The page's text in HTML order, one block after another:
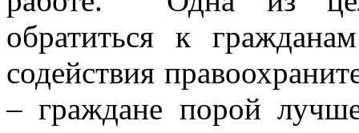
обратиться к
содействия
– граждане порой